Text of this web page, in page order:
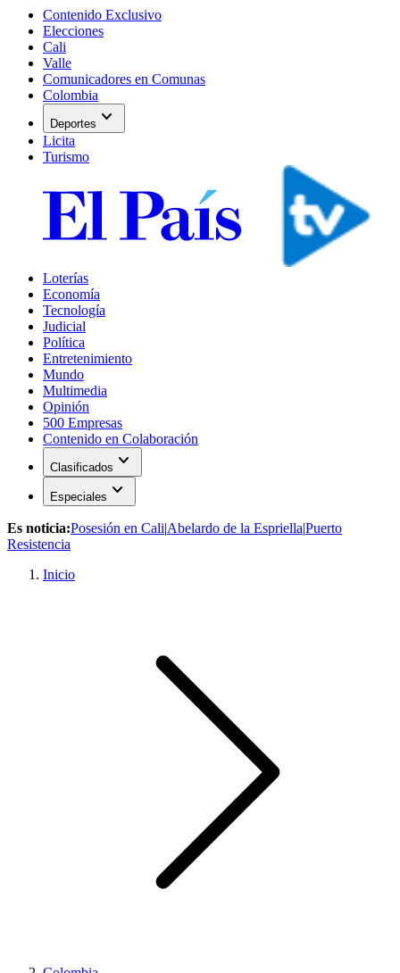
Contenido Exclusivo
Elecciones
Cali
Valle
Comunicadores en Comunas
Colombia
Deportes expand_more
Licita
Turismo
Loterías
Economía
Tecnología
Judicial
Política
Entretenimiento
Mundo
Multimedia
Opinión
500 Empresas
Contenido en Colaboración
Clasificados expand_more
Especiales expand_more
Es noticia:Posesión en Cali|Abelardo de la Espriella|Puerto
Resistencia
Inicio